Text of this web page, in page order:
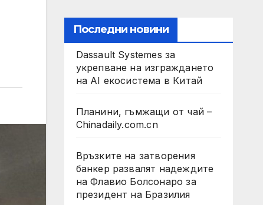
Последни новини
Dassault Systemes за
укрепване на изграждането
на AI екосистема в Китай
Планини, гъмжащи от чай –
Chinadaily.com.cn
Връзките на затворения
банкер развалят надеждите
на Флавио Болсонаро за
президент на Бразилия